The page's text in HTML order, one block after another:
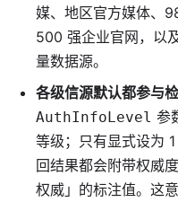
媒、地区官方媒体、
500 强企业官网，以
量数据源。
各级信源默认都参与检
AuthInfoLevel 参
等级；只有显式设为
回结果都会附带权威
权威」的标注值。这